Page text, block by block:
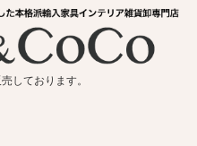
しております。